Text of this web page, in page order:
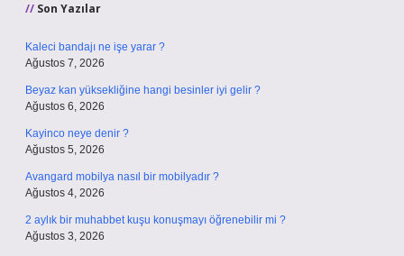
Son Yazılar
Kaleci bandajı ne işe yarar ?
Ağustos 7, 2026
Beyaz kan yüksekliğine hangi besinler iyi gelir ?
Ağustos 6, 2026
Kayinco neye denir ?
Ağustos 5, 2026
Avangard mobilya nasıl bir mobilyadır ?
Ağustos 4, 2026
2 aylık bir muhabbet kuşu konuşmayı öğrenebilir mi ?
Ağustos 3, 2026